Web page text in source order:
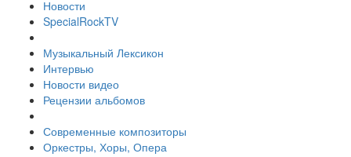
Новости
SpecialRockTV
Музыкальный Лексикон
Интервью
Новости видео
Рецензии альбомов
Современные композиторы
Оркестры, Хоры, Опера